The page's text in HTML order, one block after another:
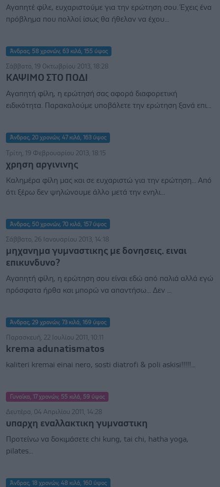
Αγαπητέ φίλε, ευχαριστούμε για την ερώτηση σου. Έχεις ένα
πρόβλημα που πολλοί ίσως θα ήθελαν να έχου...
Άνδρας, 58 χρονών, 63 κιλά, 155 ύψος
Σάββατο, 19 Οκτωβρίου 2013, 18:28
ΚΑΨΙΜΟ ΣΤΟ ΠΟΔΙ
Αγαπητή φίλη, η ερώτησή σας αφορά διαφορετική
ειδικότητα. Παρακαλούμε υποβάλετε την ερώτηση ξανά επι...
Άνδρας, 20 χρονών, 47 κιλά, 163 ύψος
Τρίτη, 19 Φεβρουαρίου 2013, 18:15
χρηση αργινινης
Καλημέρα φίλη μας και σε ευχαριστώ για την ερώτηση... Από
ότι ξέρω δεν ψηλώνουμε άλλο μετά την ενηλι...
Άνδρας, 50 χρονών, 70 κιλά, 157 ύψος
Σάββατο, 26 Ιανουαρίου 2013, 14:18
μηχανημα γυμναστικης με δονησεις. ειναι
επικυνδυνο?
Αγαπητή φίλη, η ερώτηση σου είναι εδώ από παλιά αλλά εγώ
πρόσφατα ήρθα και μπορώ να απαντήσω... Δεν ...
Άνδρας, 29 χρονών, 73 κιλά, 169 ύψος
Παρασκευή, 22 Ιουλίου 2011, 10:11
krema adunatismatos
kaliteri kremai einai nero, sosti diatrofi & poli askisi!!!!!...
Γυναίκα, 17 χρονών, 55 κιλά, 59 ύψος
Δευτέρα, 04 Απριλίου 2011, 14:28
υπαρχη εναλλακτικη γυμναστικη
Προτείνω να δοκιμάσετε chi kung, tai chi, hatha yoga,
pilates...
Άνδρας, 18 χρονών, 48 κιλά, 160 ύψος